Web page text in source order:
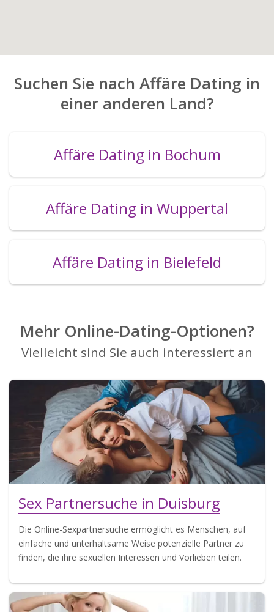
Suchen Sie nach Affäre Dating in
einer anderen Land?
Affäre Dating in Bochum
Affäre Dating in Wuppertal
Affäre Dating in Bielefeld
Mehr Online-Dating-Optionen?
Vielleicht sind Sie auch interessiert an
Sex Partnersuche in Duisburg
Die Online-Sexpartnersuche ermöglicht es Menschen, auf
einfache und unterhaltsame Weise potenzielle Partner zu
finden, die ihre sexuellen Interessen und Vorlieben teilen.